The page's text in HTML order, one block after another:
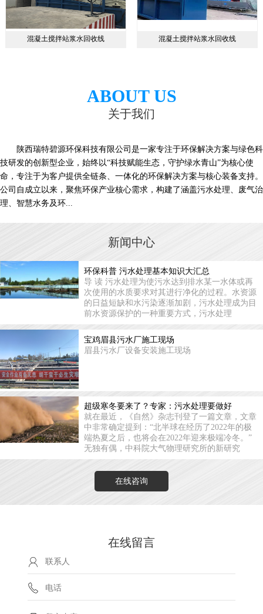
混凝土搅拌站浆水回收线 混凝土搅拌站浆水回收线
ABOUT US
关于我们
陕西瑞特碧源环保科技有限公司是一家专注于环保解决方案与绿色科
技研发的创新型企业，始终以“科技赋能生态，守护绿水青山”为核心使
命，专注于为客户提供全链条、一体化的环保解决方案与核心装备支持。
公司自成立以来，聚焦环保产业核心需求，构建了涵盖污水处理、废气治
理、智慧水务及环...
新闻中心
环保科普 污水处理基本知识大汇总
导 读 污水处理为使污水达到排水某一水体或再
次使用的水质要求对其进行净化的过程。水资源
的日益短缺和水污染逐渐加剧，污水处理成为目
前水资源保护的一种重要方式，污水处理
宝鸡眉县污水厂施工现场
眉县污水厂设备安装施工现场
超级寒冬要来了？专家：污水处理要做好
就在最近，《自然》杂志刊登了一篇文章，文章
中非常确定提到：“北半球在经历了2022年的极
端热夏之后，也将会在2022年迎来极端冷冬。”
无独有偶，中科院大气物理研究所的新研究
在线咨询
在线留言